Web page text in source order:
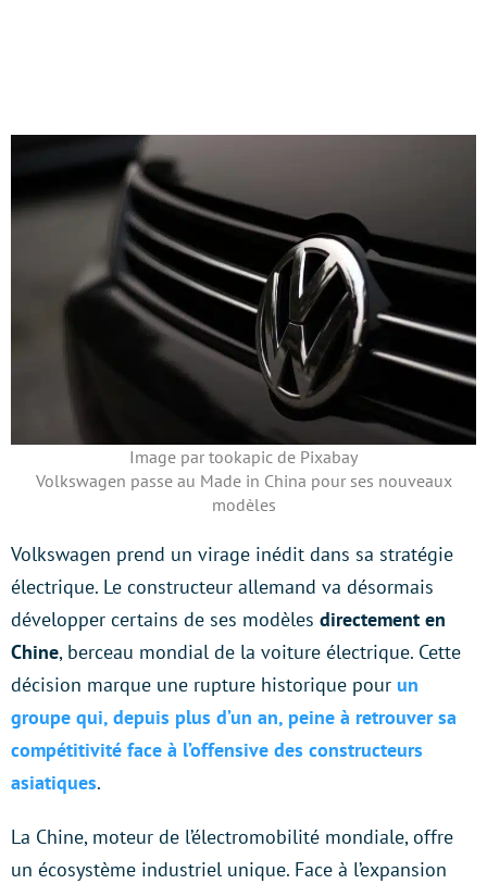
Image par tookapic de Pixabay
Volkswagen passe au Made in China pour ses nouveaux
modèles
Volkswagen prend un virage inédit dans sa stratégie
électrique. Le constructeur allemand va désormais
développer certains de ses modèles directement en
Chine, berceau mondial de la voiture électrique. Cette
décision marque une rupture historique pour un
groupe qui, depuis plus d’un an, peine à retrouver sa
compétitivité face à l’offensive des constructeurs
asiatiques.
La Chine, moteur de l’électromobilité mondiale, offre
un écosystème industriel unique. Face à l’expansion